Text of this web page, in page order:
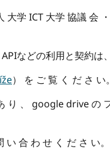
学 ICT 大学 協議 会 ・
などの利用と契約は
） を ご 覧 く だ さ い。
、 google drive の
い 合 わ せ く だ さ い